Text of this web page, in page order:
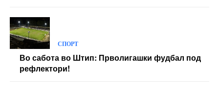
СПОРТ
Во сабота во Штип: Прволигашки фудбал под
рефлектори!